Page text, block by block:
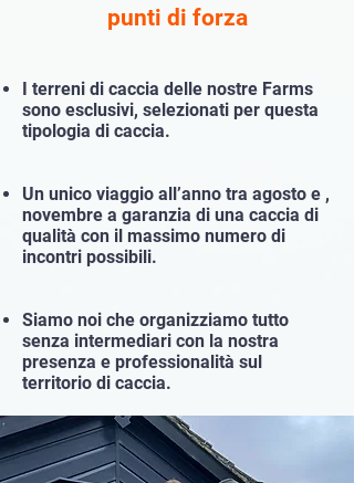
punti di forza
I terreni di caccia delle nostre Farms
sono esclusivi, selezionati per questa
tipologia di caccia.
Un unico viaggio all’anno tra agosto e ,
novembre a garanzia di una caccia di
qualità con il massimo numero di
incontri possibili.​
Siamo noi che organizziamo tutto
senza intermediari con la nostra
presenza e professionalità sul
territorio di caccia.